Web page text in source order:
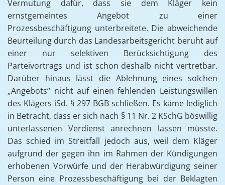
Vermutung dafür, dass sie dem Kläger kein
ernstgemeintes Angebot zu einer
Prozessbeschäftigung unterbreitete. Die abweichende
Beurteilung durch das Landesarbeitsgericht beruht auf
einer nur selektiven Berücksichtigung des
Parteivortrags und ist schon deshalb nicht vertretbar.
Darüber hinaus lässt die Ablehnung eines solchen
„Angebots“ nicht auf einen fehlenden Leistungswillen
des Klägers iSd. § 297 BGB schließen. Es käme lediglich
in Betracht, dass er sich nach § 11 Nr. 2 KSchG böswillig
unterlassenen Verdienst anrechnen lassen müsste.
Das schied im Streitfall jedoch aus, weil dem Kläger
aufgrund der gegen ihn im Rahmen der Kündigungen
erhobenen Vorwürfe und der Herabwürdigung seiner
Person eine Prozessbeschäftigung bei der Beklagten